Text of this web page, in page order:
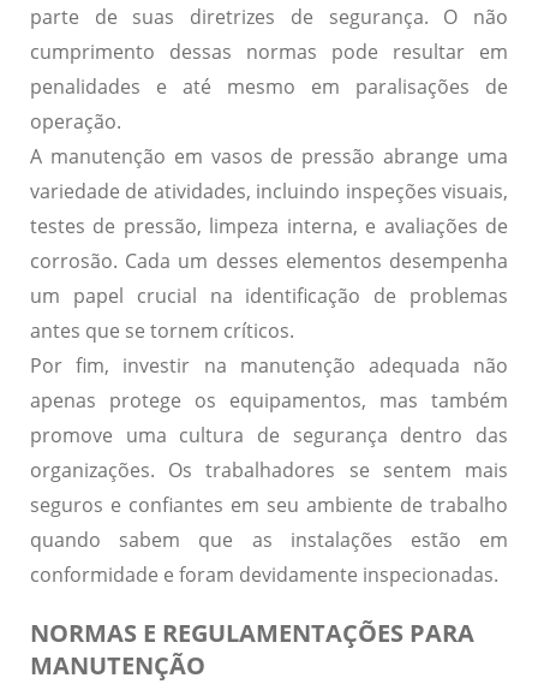
parte de suas diretrizes de segurança. O não
cumprimento dessas normas pode resultar em
penalidades e até mesmo em paralisações de
operação.
A manutenção em vasos de pressão abrange uma
variedade de atividades, incluindo inspeções visuais,
testes de pressão, limpeza interna, e avaliações de
corrosão. Cada um desses elementos desempenha
um papel crucial na identificação de problemas
antes que se tornem críticos.
Por fim, investir na manutenção adequada não
apenas protege os equipamentos, mas também
promove uma cultura de segurança dentro das
organizações. Os trabalhadores se sentem mais
seguros e confiantes em seu ambiente de trabalho
quando sabem que as instalações estão em
conformidade e foram devidamente inspecionadas.
NORMAS E REGULAMENTAÇÕES PARA
MANUTENÇÃO